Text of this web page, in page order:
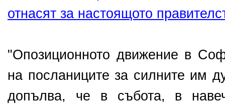
отнасят за настоящото
"Опозиционното движение в
на посланиците за силните им
допълва, че в събота, в